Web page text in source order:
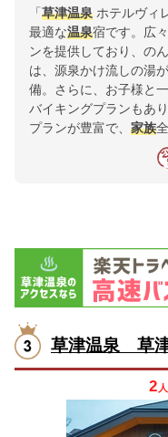
「 草津温泉 ホテルヴィ
最適な温泉宿です。広
ンを提供しており、の
は、源泉かけ流しの湯
備。さらに、お子様と
バイキングプランもあ
プランが豊富で、 家族
草津温泉 草
2 人